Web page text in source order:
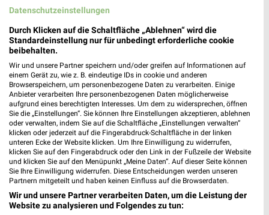
Emmerstedter Str. 28
38350 Helmstedt
Heute geschlossen
166,32 km • Angebote: 1 Prospekt
EP:Köbel &amp; Matzke Salzgitter
Petershagener Str. 45-47
38259 Salzgitter
Heute geschlossen
Datenschutzeinstellungen
Durch Klicken auf die Schaltfläche „Ablehnen“ wird die
Standardeinstellung nur für unbedingt erforderliche cookie
beibehalten.
Wir und unsere Partner speichern und/oder greifen auf Informationen auf
einem Gerät zu, wie z. B. eindeutige IDs in cookie und anderen
Browserspeichern, um personenbezogene Daten zu verarbeiten. Einige
Anbieter verarbeiten Ihre personenbezogenen Daten möglicherweise
aufgrund eines berechtigten Interesses. Um dem zu widersprechen, öffnen
Sie die „Einstellungen“. Sie können Ihre Einstellungen akzeptieren, ablehnen
oder verwalten, indem Sie auf die Schaltfläche „Einstellungen verwalten“
klicken oder jederzeit auf die Fingerabdruck-Schaltfläche in der linken
unteren Ecke der Website klicken. Um Ihre Einwilligung zu widerrufen,
klicken Sie auf den Fingerabdruck oder den Link in der Fußzeile der Website
und klicken Sie auf den Menüpunkt „Meine Daten“. Auf dieser Seite können
Sie Ihre Einwilligung widerrufen. Diese Entscheidungen werden unseren
Partnern mitgeteilt und haben keinen Einfluss auf die Browserdaten.
Wir und unsere Partner verarbeiten Daten, um die Leistung der
Website zu analysieren und Folgendes zu tun: